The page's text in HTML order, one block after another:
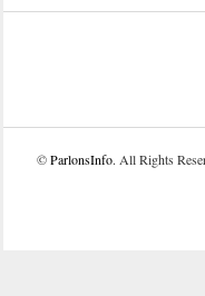
©ParlonsInfo. All Rights